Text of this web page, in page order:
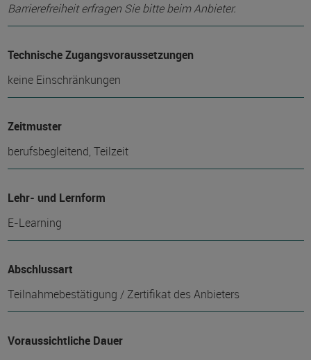
Barrierefreiheit erfragen Sie bitte beim Anbieter.
Technische Zugangsvoraussetzungen
keine Einschränkungen
Zeitmuster
berufsbegleitend, Teilzeit
Lehr- und Lernform
E-Learning
Abschlussart
Teilnahmebestätigung / Zertifikat des Anbieters
Voraussichtliche Dauer